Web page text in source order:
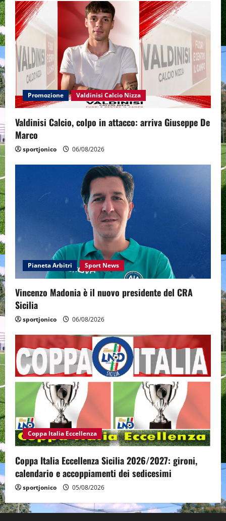
Promozione Valdinisi Calcio Nizza
Valdinisi Calcio, colpo in attacco: arriva Giuseppe De
Marco
sportjonico 06/08/2026
Pianeta Arbitri Sport News
Vincenzo Madonia è il nuovo presidente del CRA
Sicilia
sportjonico 06/08/2026
Coppa Italia Eccellenza
Coppa Italia Eccellenza Sicilia 2026/2027: gironi,
calendario e accoppiamenti dei sedicesimi
sportjonico 05/08/2026